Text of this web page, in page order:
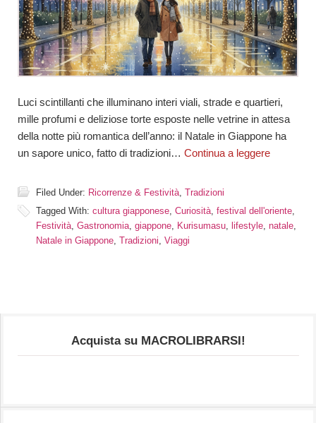
Luci scintillanti che illuminano interi viali, strade e quartieri,
mille profumi e deliziose torte esposte nelle vetrine in attesa
della notte più romantica dell’anno: il Natale in Giappone ha
un sapore unico, fatto di tradizioni… Continua a leggere
Filed Under: Ricorrenze & Festività Tradizioni
Tagged With: cultura giapponese Curiosità festival dell'oriente
Festività Gastronomia giappone Kurisumasu lifestyle natale
Natale in Giappone Tradizioni Viaggi
Acquista su MACROLIBRARSI!